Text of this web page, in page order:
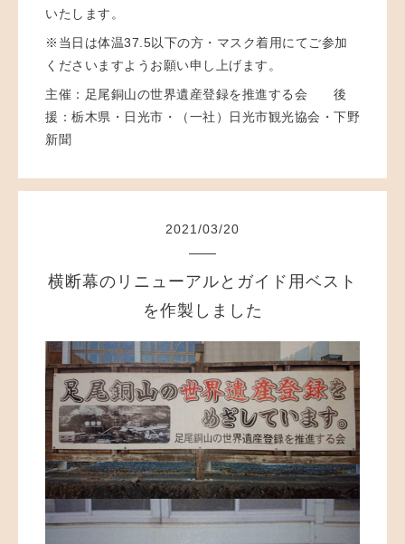
いたします。
※当日は体温37.5以下の方・マスク着用にてご参加
くださいますようお願い申し上げます。
主催：足尾銅山の世界遺産登録を推進する会 後
援：栃木県・日光市・（一社）日光市観光協会・下野
新聞
2021/03/20
横断幕のリニューアルとガイド用ベスト
を作製しました